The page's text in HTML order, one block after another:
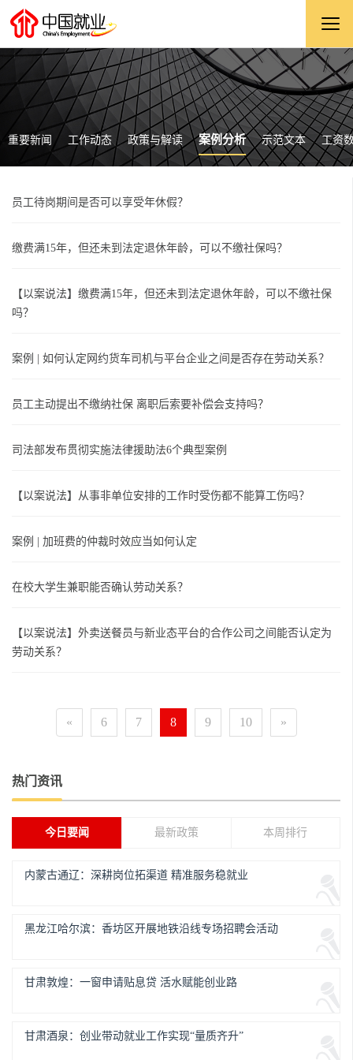
重要新闻 工作动态 政策与解读 案例分析 示范文本 工资
员工待岗期间是否可以享受年休假？
缴费满15年，但还未到法定退休年龄，可以不缴社保吗？
【以案说法】缴费满15年，但还未到法定退休年龄，可以不缴社保
吗？
案例 | 如何认定网约货车司机与平台企业之间是否存在劳动关系？
员工主动提出不缴纳社保 离职后索要补偿会支持吗？
司法部发布贯彻实施法律援助法6个典型案例
【以案说法】从事非单位安排的工作时受伤都不能算工伤吗？
案例 | 加班费的仲裁时效应当如何认定
在校大学生兼职能否确认劳动关系？
【以案说法】外卖送餐员与新业态平台的合作公司之间能否认定为
劳动关系？
« 6 7 8 9 10 »
热门资讯
今日要闻 最新政策 本周排行
内蒙古通辽：深耕岗位拓渠道 精准服务稳就业
黑龙江哈尔滨：香坊区开展地铁沿线专场招聘会活动
甘肃敦煌：一窗申请贴息贷 活水赋能创业路
甘肃酒泉：创业带动就业工作实现“量质齐升”